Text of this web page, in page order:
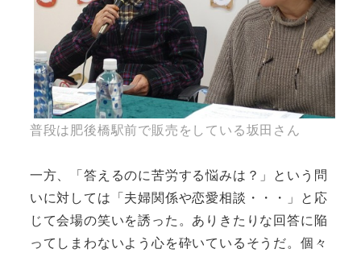
普段は肥後橋駅前で販売をしている坂田さん
一方、「答えるのに苦労する悩みは？」という問
いに対しては「夫婦関係や恋愛相談・・・」と応
じて会場の笑いを誘った。ありきたりな回答に陥
ってしまわないよう心を砕いているそうだ。個々